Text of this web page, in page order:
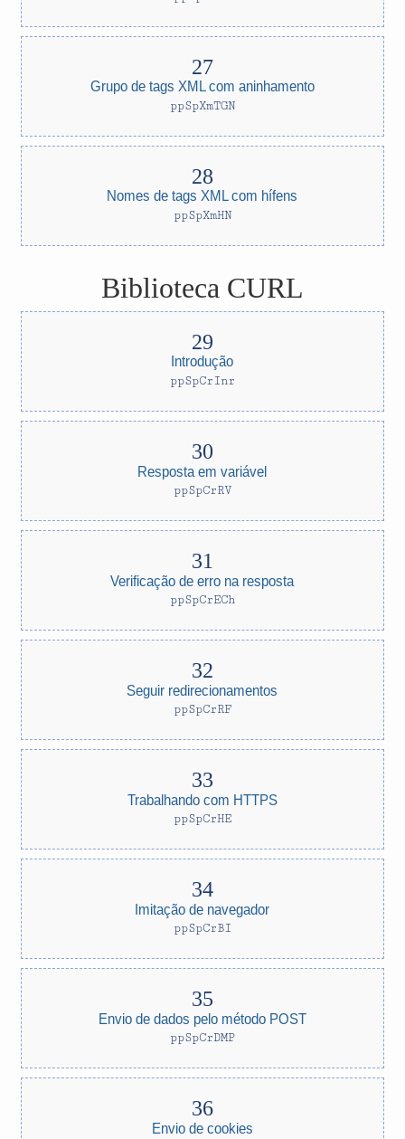
Grupo de tags XML com aninhamento
ppSpXmTGN
Nomes de tags XML com hífens
ppSpXmHN
Biblioteca CURL
Introdução
ppSpCrInr
Resposta em variável
ppSpCrRV
Verificação de erro na resposta
ppSpCrECh
Seguir redirecionamentos
ppSpCrRF
Trabalhando com HTTPS
ppSpCrHE
Imitação de navegador
ppSpCrBI
Envio de dados pelo método POST
ppSpCrDMP
Envio de cookies